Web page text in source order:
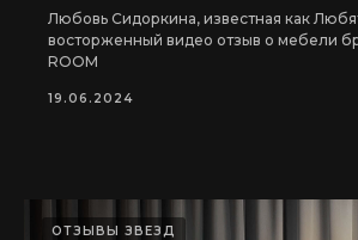
Любовь Сидоркина, известная как
восторженный видео отзыв о мебели
ROOM
19.06.2024
ОТЗЫВЫ ЗВЕЗД